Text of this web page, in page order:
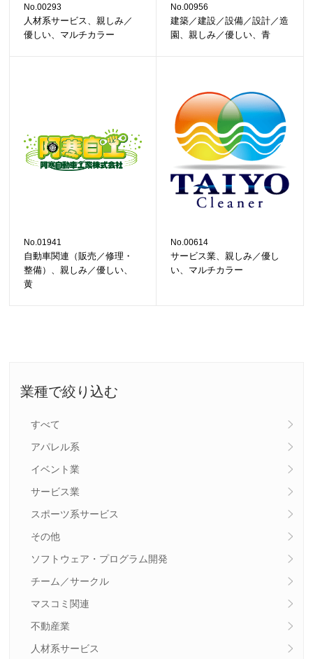
業種で絞り込む
すべて
アパレル系
イベント業
サービス業
スポーツ系サービス
その他
ソフトウェア・プログラム開発
チーム／サークル
マスコミ関連
不動産業
人材系サービス
No.00293
人材系サービス、親しみ／
優しい、マルチカラー
No.00956
建築／建設／設備／設計／造
園、親しみ／優しい、青
No.01941
自動車関連（販売／修理・
整備）、親しみ／優しい、
黄
No.00614
サービス業、親しみ／優し
い、マルチカラー